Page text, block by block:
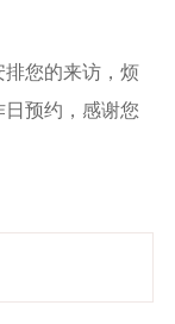
您的来访，烦
预约，感谢您